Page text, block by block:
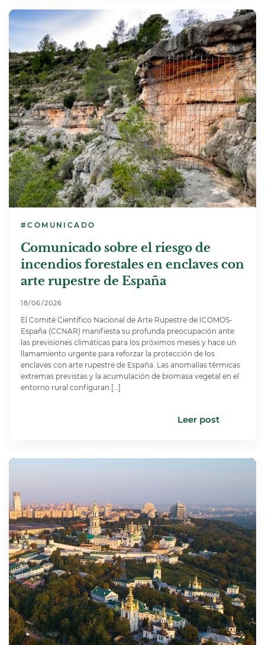
#COMUNICADO
Comunicado sobre el riesgo de
incendios forestales en enclaves con
arte rupestre de España
18/06/2026
El Comité Científico Nacional de Arte Rupestre de ICOMOS-
España (CCNAR) manifiesta su profunda preocupación ante
las previsiones climáticas para los próximos meses y hace un
llamamiento urgente para reforzar la protección de los
enclaves con arte rupestre de España. Las anomalías térmicas
extremas previstas y la acumulación de biomasa vegetal en el
entorno rural configuran […]
Leer post